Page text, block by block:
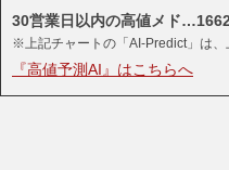
30営業日以内の高値メド
※上記チャートの「AI-Predict」は、
『高値予測AI』はこちらへ